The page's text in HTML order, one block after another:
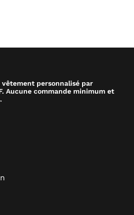
vêtement personnalisé par
Aucune commande minimum et